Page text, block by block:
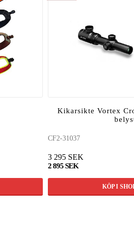
Kikarsikte Vortex
CF2-31037
3 295 SEK
2 895 SEK
KÖP I